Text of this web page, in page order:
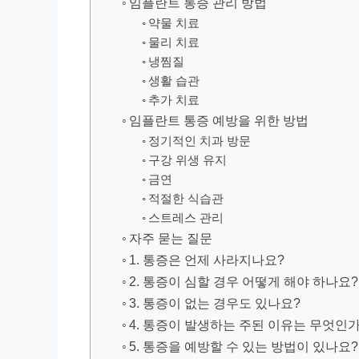
약물 치료
물리 치료
냉찜질
생활 습관
추가 치료
임플란트 통증 예방을 위한 방법
정기적인 치과 방문
구강 위생 유지
금연
적절한 식습관
스트레스 관리
자주 묻는 질문
1. 통증은 언제 사라지나요?
2. 통증이 심할 경우 어떻게 해야 하나요?
3. 통증이 없는 경우도 있나요?
4. 통증이 발생하는 주된 이유는 무엇인
5. 통증을 예방할 수 있는 방법이 있나요?